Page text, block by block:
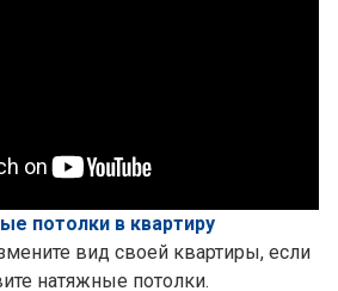
потолки в квартиру
вид своей квартиры, если
натяжные потолки.